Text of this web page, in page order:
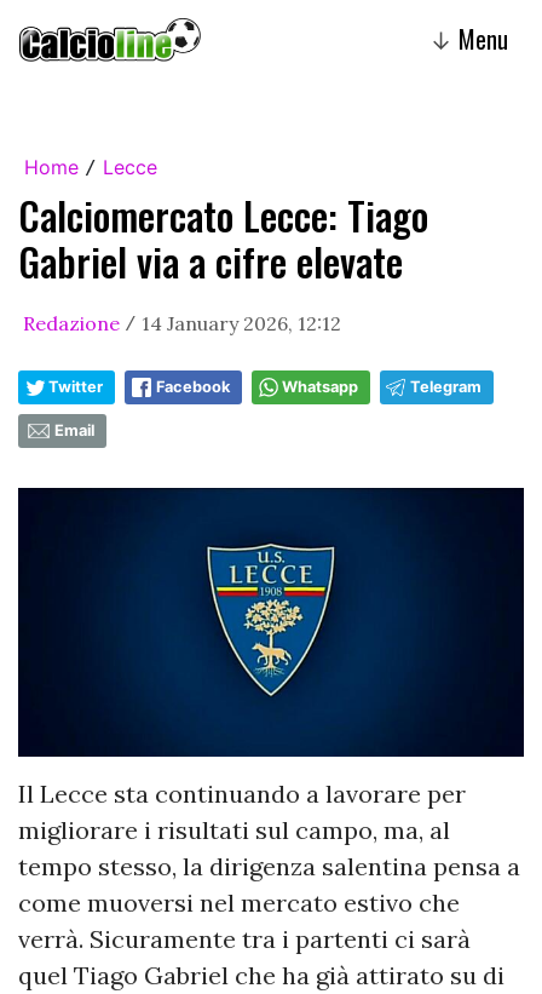
↓ Menu
Home / Lecce
Calciomercato Lecce: Tiago
Gabriel via a cifre elevate
Redazione / 14 January 2026, 12:12
Twitter Facebook Whatsapp Telegram
Email
Il Lecce sta continuando a lavorare per
migliorare i risultati sul campo, ma, al
tempo stesso, la dirigenza salentina pensa a
come muoversi nel mercato estivo che
verrà. Sicuramente tra i partenti ci sarà
quel Tiago Gabriel che ha già attirato su di